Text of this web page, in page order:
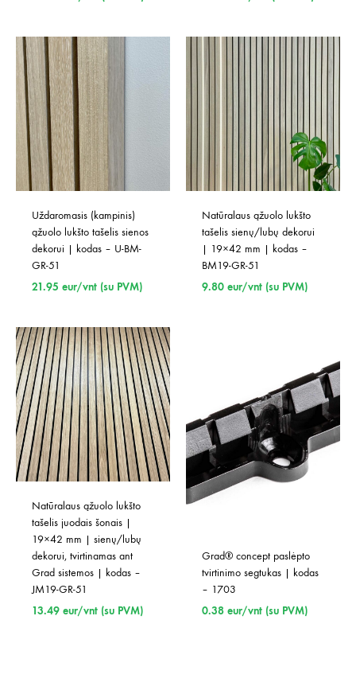
Uždaromasis (kampinis)
ąžuolo lukšto tašelis sienos
dekorui | kodas – U-BM-
GR-51
21.95 eur/vnt (su PVM)
Natūralaus ąžuolo lukšto
tašelis sienų/lubų dekorui
| 19×42 mm | kodas –
BM19-GR-51
9.80 eur/vnt (su PVM)
Natūralaus ąžuolo lukšto
tašelis juodais šonais |
19×42 mm | sienų/lubų
dekorui, tvirtinamas ant
Grad sistemos | kodas –
JM19-GR-51
13.49 eur/vnt (su PVM)
Grad® concept paslėpto
tvirtinimo segtukas | kodas
– 1703
0.38 eur/vnt (su PVM)